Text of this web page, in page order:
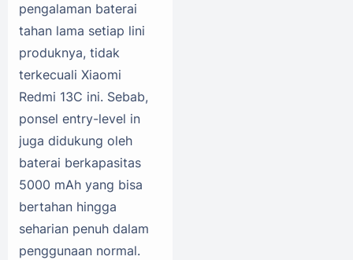
pengalaman baterai
tahan lama setiap lini
produknya, tidak
terkecuali Xiaomi
Redmi 13C ini. Sebab,
ponsel entry-level in
juga didukung oleh
baterai berkapasitas
5000 mAh yang bisa
bertahan hingga
seharian penuh dalam
penggunaan normal.